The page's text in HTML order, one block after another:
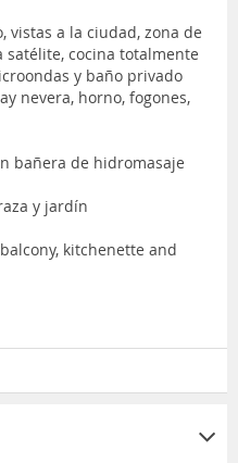
vistas a la ciudad, zona de
satélite, cocina totalmente
y baño privado
nevera, horno, fogones,
bañera de hidromasaje
y jardín
kitchenette and